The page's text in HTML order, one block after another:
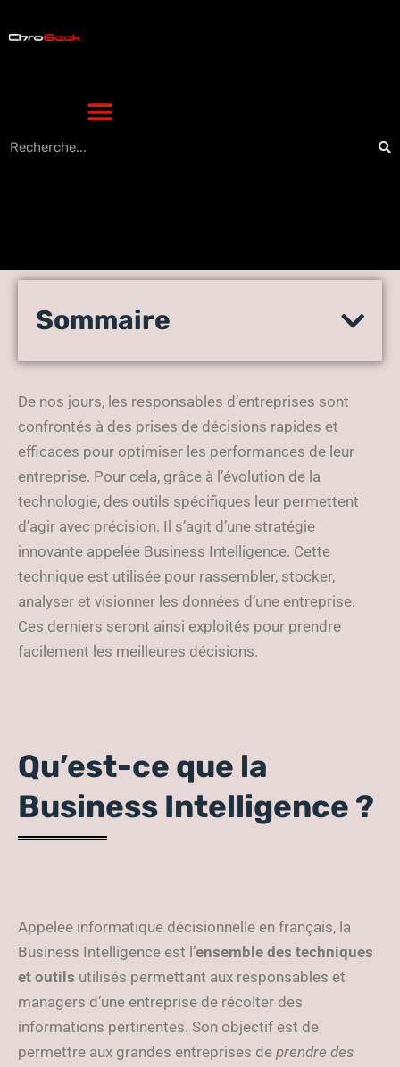
Les outils d’aides à la prise
entreprises
Sommaire
De nos jours, les responsables d’entreprises sont
confrontés à des prises de décisions rapides et
efficaces pour optimiser les performances de leur
entreprise. Pour cela, grâce à l’évolution de la
technologie, des outils spécifiques leur permettent
d’agir avec précision. Il s’agit d’une stratégie
innovante appelée Business Intelligence. Cette
technique est utilisée pour rassembler, stocker,
analyser et visionner les données d’une entreprise.
Ces derniers seront ainsi exploités pour prendre
facilement les meilleures décisions.
Qu’est-ce que la
Business Intelligence ?
Appelée informatique décisionnelle en français, la
Business Intelligence est l ’ensemble des techniques
et outils utilisés permettant aux responsables et
managers d’une entreprise de récolter des
informations pertinentes. Son objectif est de
permettre aux grandes entreprises de prendre des